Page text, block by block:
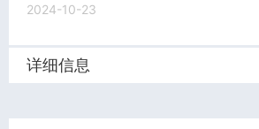
2024-10-23
详细信息